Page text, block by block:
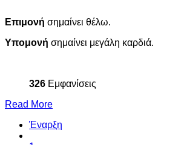
Επιμονή σημαίνει θέλω.
Υπομονή σημαίνει μεγάλη καρδιά.
326 Εμφανίσεις
Read More
Έναρξη